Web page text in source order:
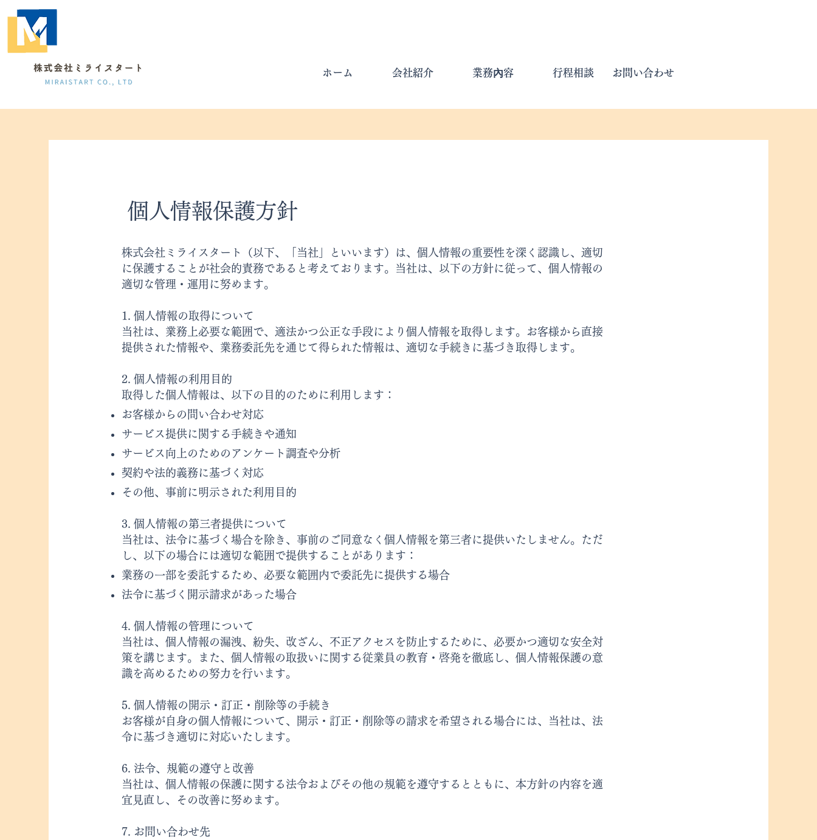
ホーム 会社紹介 業務內容 行程相談 お問い合わせ
個人情報保護方針
株式会社ミライスタート（以下、「当社」といいます）は、個人情報の重要性を深く認識し、適切
に保護することが社会的責務であると考えております。当社は、以下の方針に従って、個人情報の
適切な管理・運用に努めます。
1. 個人情報の取得について
当社は、業務上必要な範囲で、適法かつ公正な手段により個人情報を取得します。お客様から直接
提供された情報や、業務委託先を通じて得られた情報は、適切な手続きに基づき取得します。
2. 個人情報の利用目的
取得した個人情報は、以下の目的のために利用します：
お客様からの問い合わせ対応
サービス提供に関する手続きや通知
サービス向上のためのアンケート調査や分析
契約や法的義務に基づく対応
その他、事前に明示された利用目的​
3. 個人情報の第三者提供について
当社は、法令に基づく場合を除き、事前のご同意なく個人情報を第三者に提供いたしません。ただ
し、以下の場合には適切な範囲で提供することがあります：
業務の一部を委託するため、必要な範囲内で委託先に提供する場合
法令に基づく開示請求があった場合
4. 個人情報の管理について
当社は、個人情報の漏洩、紛失、改ざん、不正アクセスを防止するために、必要かつ適切な安全対
策を講じます。また、個人情報の取扱いに関する従業員の教育・啓発を徹底し、個人情報保護の意
識を高めるための努力を行います。
5. 個人情報の開示・訂正・削除等の手続き
お客様が自身の個人情報について、開示・訂正・削除等の請求を希望される場合には、当社は、法
令に基づき適切に対応いたします。
6. 法令、規範の遵守と改善
当社は、個人情報の保護に関する法令およびその他の規範を遵守するとともに、本方針の内容を適
宜見直し、その改善に努めます。
7. お問い合わせ先